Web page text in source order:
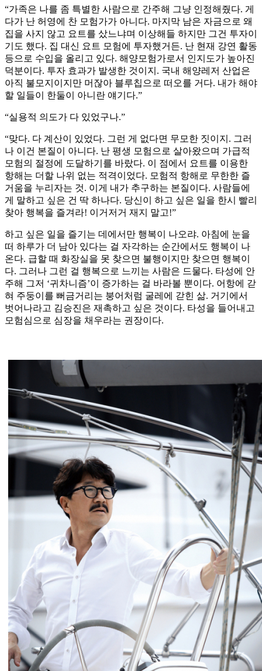
“가족은 나를 좀 특별한 사람으로 간주해 그냥 인정해줬다. 게
다가 난 허영에 찬 모험가가 아니다. 마지막 남은 자금으로 왜
집을 사지 않고 요트를 샀느냐며 이상해들 하지만 그건 투자이
기도 했다. 집 대신 요트 모험에 투자했거든. 난 현재 강연 활동
등으로 수입을 올리고 있다. 해양모험가로서 인지도가 높아진
덕분이다. 투자 효과가 발생한 것이지. 국내 해양레저 산업은
아직 불모지이지만 머잖아 블루칩으로 떠오를 거다. 내가 해야
할 일들이 한둘이 아니란 얘기다.”
“실용적 의도가 다 있었구나.”
“맞다. 다 계산이 있었다. 그런 게 없다면 무모한 짓이지. 그러
나 이건 본질이 아니다. 난 평생 모험으로 살아왔으며 가급적
모험의 절정에 도달하기를 바랐다. 이 점에서 요트를 이용한
항해는 더할 나위 없는 적격이었다. 모험적 항해로 무한한 즐
거움을 누리자는 것. 이게 내가 추구하는 본질이다. 사람들에
게 말하고 싶은 건 딱 하나다. 당신이 하고 싶은 일을 한시 빨리
찾아 행복을 즐겨라! 이거저거 재지 말고!”
하고 싶은 일을 즐기는 데에서만 행복이 나오랴. 아침에 눈을
떠 하루가 더 남아 있다는 걸 자각하는 순간에서도 행복이 나
온다. 급할 때 화장실을 못 찾으면 불행이지만 찾으면 행복이
다. 그러나 그런 걸 행복으로 느끼는 사람은 드물다. 타성에 안
주해 그저 ‘귀차니즘’이 증가하는 걸 바라볼 뿐이다. 어항에 갇
혀 주둥이를 뻐금거리는 붕어처럼 굴레에 갇힌 삶. 거기에서
벗어나라고 김승진은 재촉하고 싶은 것이다. 타성을 들어내고
모험심으로 심장을 채우라는 권장이다.